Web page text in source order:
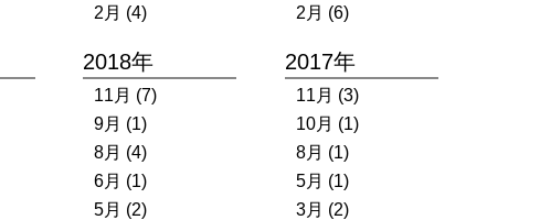
2月 (4)
2月 (6)
2018年
11月 (7)
9月 (1)
8月 (4)
6月 (1)
5月 (2)
2017年
11月 (3)
10月 (1)
8月 (1)
5月 (1)
3月 (2)